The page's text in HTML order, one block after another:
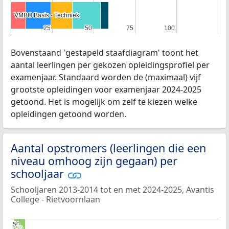
25
25 50
50 75
75 100
100
VMBO Basis - Techniek
VMBO Basis - Techniek
Bovenstaand 'gestapeld staafdiagram' toont het
aantal leerlingen per gekozen opleidingsprofiel per
examenjaar. Standaard worden de (maximaal) vijf
grootste opleidingen voor examenjaar 2024-2025
getoond. Het is mogelijk om zelf te kiezen welke
opleidingen getoond worden.
Aantal opstromers (leerlingen die een
niveau omhoog zijn gegaan) per
schooljaar
Schooljaren 2013-2014 tot en met 2024-2025, Avantis
College - Rietvoornlaan
50
50